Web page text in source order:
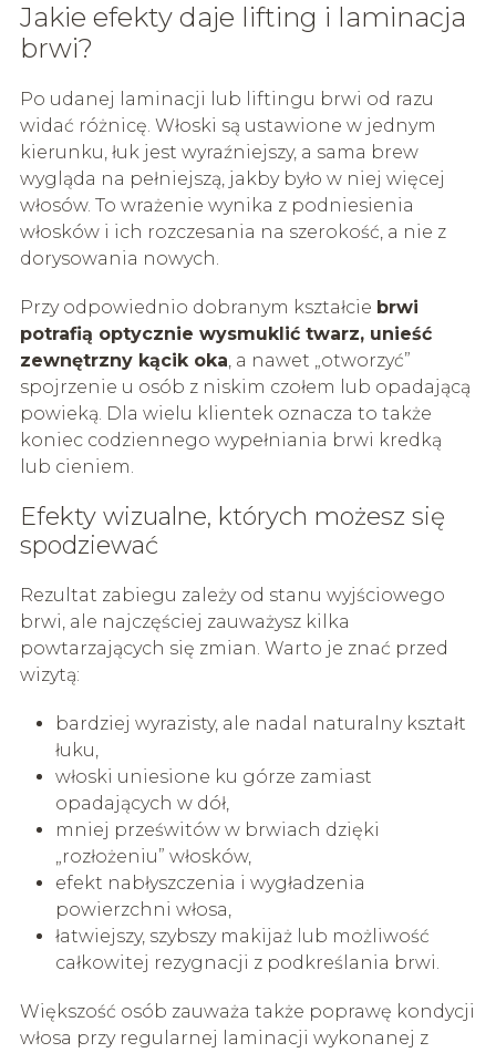
Jakie efekty daje lifting i laminacja
brwi?
Po udanej laminacji lub liftingu brwi od razu
widać różnicę. Włoski są ustawione w jednym
kierunku, łuk jest wyraźniejszy, a sama brew
wygląda na pełniejszą, jakby było w niej więcej
włosów. To wrażenie wynika z podniesienia
włosków i ich rozczesania na szerokość, a nie z
dorysowania nowych.
Przy odpowiednio dobranym kształcie brwi
potrafią optycznie wysmuklić twarz, unieść
zewnętrzny kącik oka, a nawet „otworzyć”
spojrzenie u osób z niskim czołem lub opadającą
powieką. Dla wielu klientek oznacza to także
koniec codziennego wypełniania brwi kredką
lub cieniem.
Efekty wizualne, których możesz się
spodziewać
Rezultat zabiegu zależy od stanu wyjściowego
brwi, ale najczęściej zauważysz kilka
powtarzających się zmian. Warto je znać przed
wizytą:
bardziej wyrazisty, ale nadal naturalny kształt
łuku,
włoski uniesione ku górze zamiast
opadających w dół,
mniej prześwitów w brwiach dzięki
„rozłożeniu” włosków,
efekt nabłyszczenia i wygładzenia
powierzchni włosa,
łatwiejszy, szybszy makijaż lub możliwość
całkowitej rezygnacji z podkreślania brwi.
Większość osób zauważa także poprawę kondycji
włosa przy regularnej laminacji wykonanej z